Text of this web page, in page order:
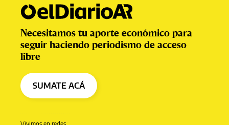
Necesitamos tu aporte económico para
seguir haciendo periodismo de acceso
libre
SUMATE ACÁ